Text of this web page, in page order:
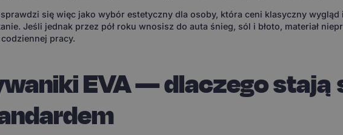
się więc jako wybór estetyczny dla osoby, która ceni klasyczny
Jeśli jednak przez pół roku wnosisz do auta śnieg, sól i błoto, materiał
pracy.
EVA — dlaczego stają